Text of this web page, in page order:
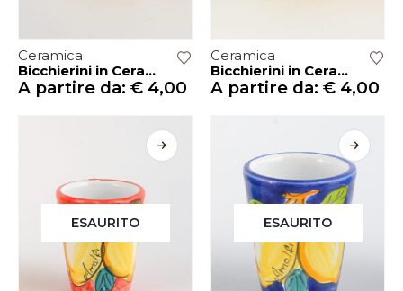
Ceramica
Bicchierini in Ceramica Vietri – ARANCIO
A partire da: € 4,00
Ceramica
Bicchierini in Ceramica Vietri – GIALLO
A partire da: € 4,00
ESAURITO ESAURITO